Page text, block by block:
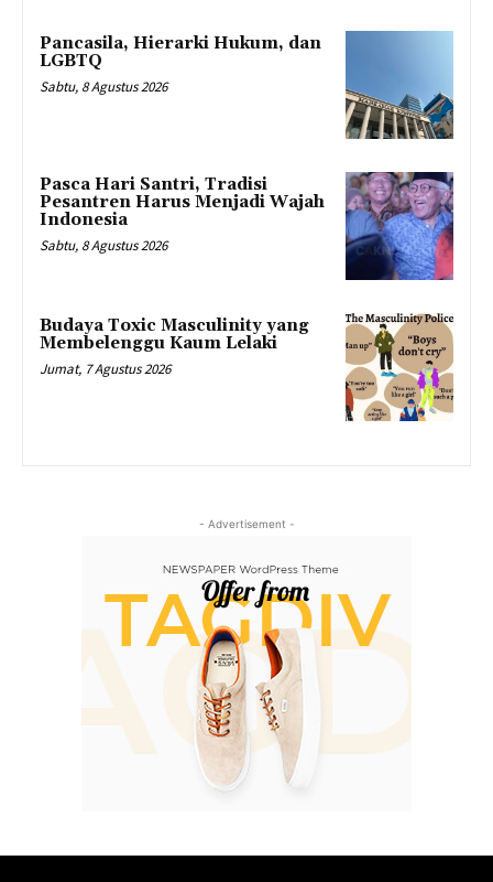
Pancasila, Hierarki Hukum, dan
LGBTQ
Sabtu, 8 Agustus 2026
Pasca Hari Santri, Tradisi
Pesantren Harus Menjadi Wajah
Indonesia
Sabtu, 8 Agustus 2026
Budaya Toxic Masculinity yang
Membelenggu Kaum Lelaki
Jumat, 7 Agustus 2026
- Advertisement -